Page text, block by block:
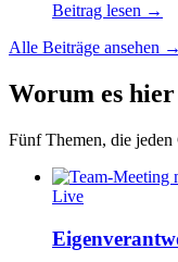
Beitrag lesen →
Alle Beiträge ansehen →
Worum es
Fünf Themen, die jeden
Live